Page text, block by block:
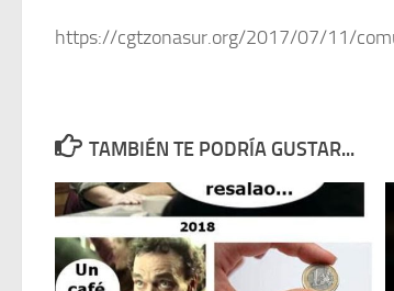
https://cgtzonasur.org/2017/07/11/
TAMBIÉN TE PODRÍA GUSTAR...